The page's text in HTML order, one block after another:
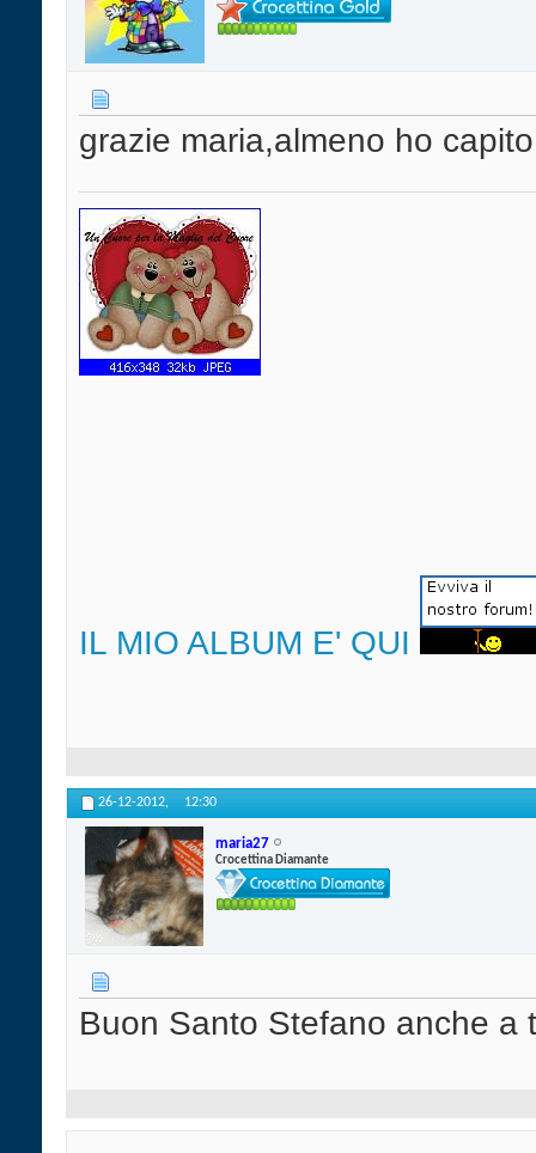
grazie maria,almeno ho
IL MIO ALBUM E' QUI
26-12-2012, 12:30
maria27
Crocettina Diamante
Buon Santo Stefano anche a